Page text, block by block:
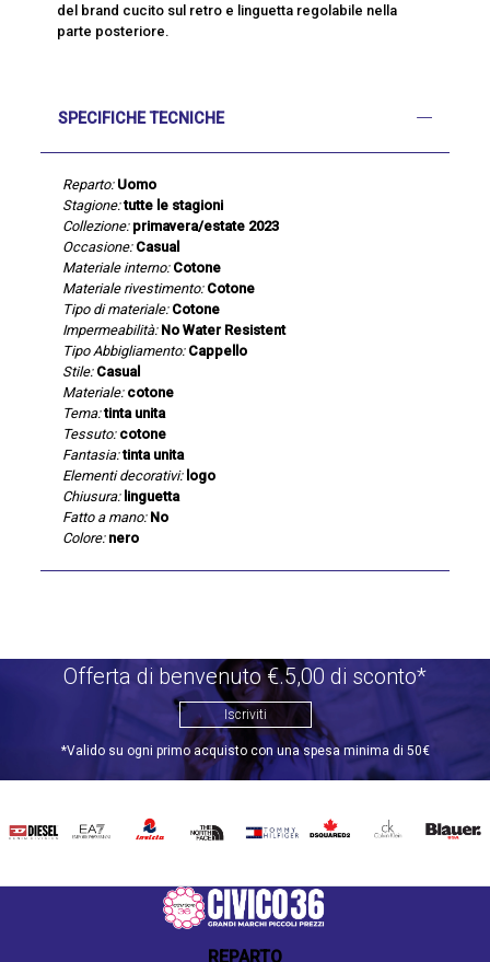
del brand cucito sul retro e linguetta regolabile nella
parte posteriore.
SPECIFICHE TECNICHE
Reparto: Uomo
Stagione: tutte le stagioni
Collezione: primavera/estate 2023
Occasione: Casual
Materiale interno: Cotone
Materiale rivestimento: Cotone
Tipo di materiale: Cotone
Impermeabilità: No Water Resistent
Tipo Abbigliamento: Cappello
Stile: Casual
Materiale: cotone
Tema: tinta unita
Tessuto: cotone
Fantasia: tinta unita
Elementi decorativi: logo
Chiusura: linguetta
Fatto a mano: No
Colore: nero
Offerta di benvenuto €.5,00 di sconto*
Iscriviti
*Valido su ogni primo acquisto con una spesa minima di 50€
DIESEL EA7 INVICTATHE
TOMMY
DSQUARED2
CALVIN BLAUER
REPARTO